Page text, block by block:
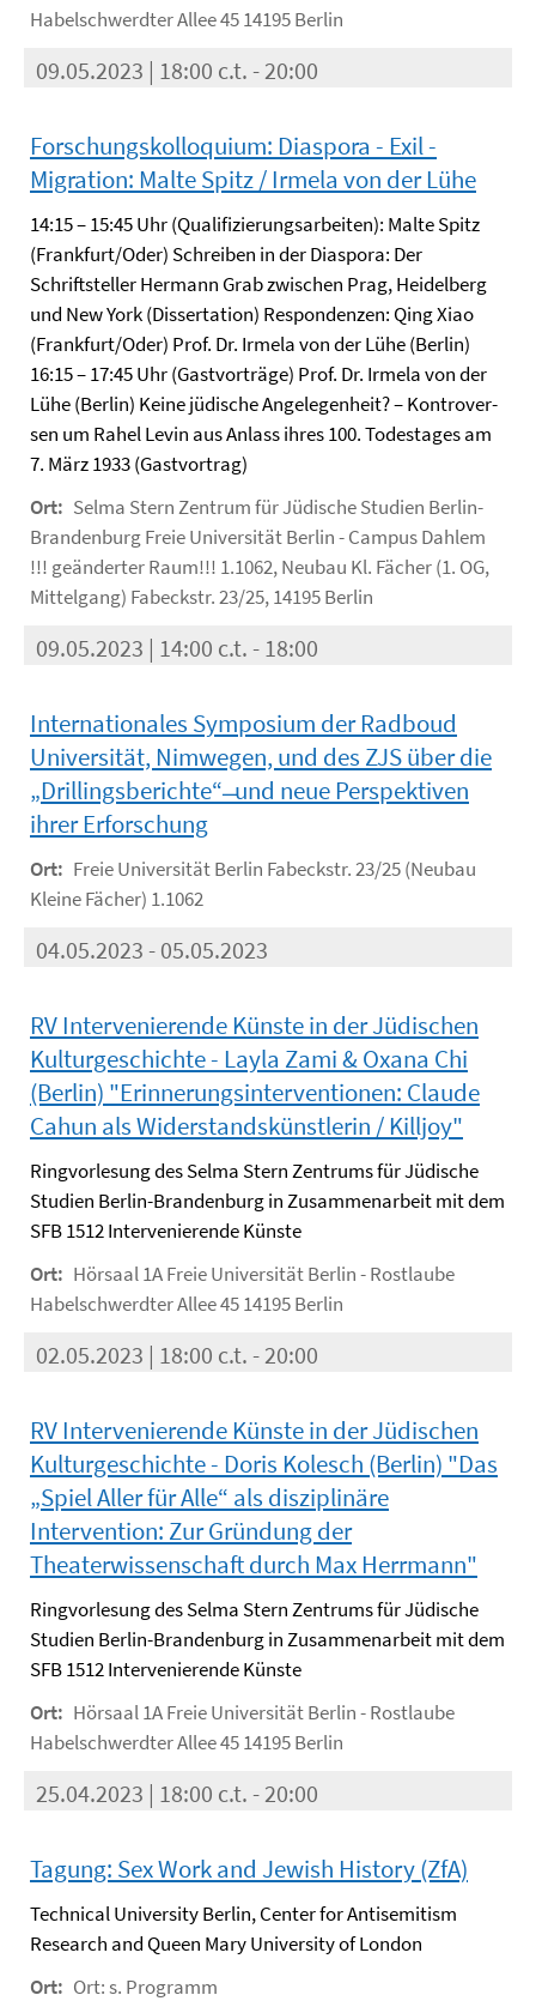
Habelschwerdter Allee 45 14195 Berlin
09.05.2023 | 18:00 c.t. - 20:00
Forschungskolloquium: Diaspora - Exil -
Migration: Malte Spitz / Irmela von der Lühe
14:15 – 15:45 Uhr (Qualifizierungsarbeiten): Malte Spitz
(Frankfurt/Oder) Schreiben in der Diaspora: Der
Schriftsteller Hermann Grab zwischen Prag, Heidelberg
und New York (Dissertation) Respondenzen: Qing Xiao
(Frankfurt/Oder) Prof. Dr. Irmela von der Lühe (Berlin)
16:15 – 17:45 Uhr (Gastvorträge) Prof. Dr. Irmela von der
Lühe (Berlin) Keine jüdische Angelegenheit? – Kontrover-
sen um Rahel Levin aus Anlass ihres 100. Todestages am
7. März 1933 (Gastvortrag)
Ort: Selma Stern Zentrum für Jüdische Studien Berlin-
Brandenburg Freie Universität Berlin - Campus Dahlem
!!! geänderter Raum!!! 1.1062, Neubau Kl. Fächer (1. OG,
Mittelgang) Fabeckstr. 23/25, 14195 Berlin
09.05.2023 | 14:00 c.t. - 18:00
Internationales Symposium der Radboud
Universität, Nimwegen, und des ZJS über die
„Drillingsberichte“ ̶ und neue Perspektiven
ihrer Erforschung
Ort: Freie Universität Berlin Fabeckstr. 23/25 (Neubau
Kleine Fächer) 1.1062
04.05.2023 - 05.05.2023
RV Intervenierende Künste in der Jüdischen
Kulturgeschichte - Layla Zami & Oxana Chi
(Berlin) "Erinnerungsinterventionen: Claude
Cahun als Widerstandskünstlerin / Killjoy"
Ringvorlesung des Selma Stern Zentrums für Jüdische
Studien Berlin-Brandenburg in Zusammenarbeit mit dem
SFB 1512 Intervenierende Künste
Ort: Hörsaal 1A Freie Universität Berlin - Rostlaube
Habelschwerdter Allee 45 14195 Berlin
02.05.2023 | 18:00 c.t. - 20:00
RV Intervenierende Künste in der Jüdischen
Kulturgeschichte - Doris Kolesch (Berlin) "Das
„Spiel Aller für Alle“ als disziplinäre
Intervention: Zur Gründung der
Theaterwissenschaft durch Max Herrmann"
Ringvorlesung des Selma Stern Zentrums für Jüdische
Studien Berlin-Brandenburg in Zusammenarbeit mit dem
SFB 1512 Intervenierende Künste
Ort: Hörsaal 1A Freie Universität Berlin - Rostlaube
Habelschwerdter Allee 45 14195 Berlin
25.04.2023 | 18:00 c.t. - 20:00
Tagung: Sex Work and Jewish History (ZfA)
Technical University Berlin, Center for Antisemitism
Research and Queen Mary University of London
Ort: Ort: s. Programm